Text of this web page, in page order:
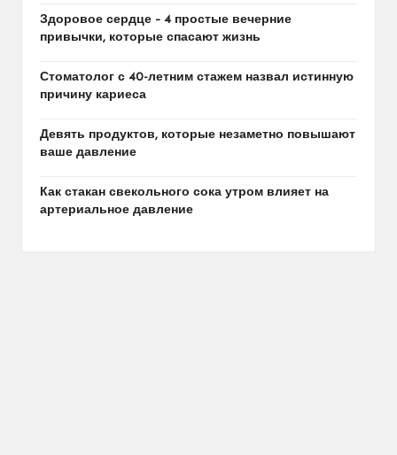
Здоровое сердце – 4 простые вечерние
привычки, которые спасают жизнь
Стоматолог с 40-летним стажем назвал истинную
причину кариеса
Девять продуктов, которые незаметно повышают
ваше давление
Как стакан свекольного сока утром влияет на
артериальное давление